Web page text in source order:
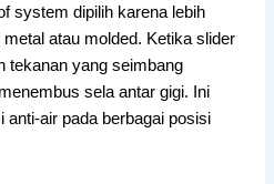
system dipilih karena lebih
atau molded. Ketika slider
tekanan yang seimbang
sela antar gigi. Ini
anti-air pada berbagai posisi